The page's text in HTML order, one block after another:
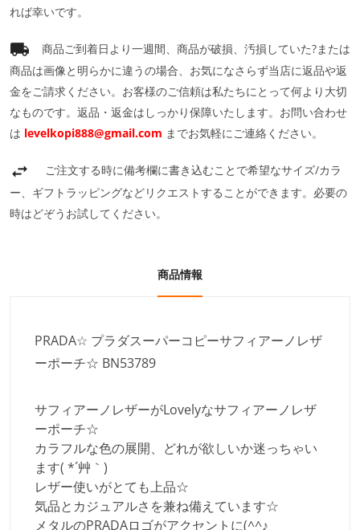
れば幸いです。
商品ご到着日より一週間、商品が破損、汚損していた?または
商品は画像と明らかに違うの場合、お気になさらず当店に返品や返
金をご請求ください。お客様のご信頼は私たちにとって何より大切
なものです。返品・返金はしっかり保障いたします。お問い合わせ
は levelkopi888@gmail.com までお気軽にご連絡ください。
ご注文する時に備考欄に書き込むことで希望なサイズ/カラ
ー、ギフトラッピングなどリクエストすることができます。必要の
時はどぞうお試してください。
商品情報
PRADA☆ プラダスーパーコピーサフィアーノレザ
ーポーチ☆ BN53789
サフィアーノレザーがLovelyなサフィアーノレザ
ーポーチ☆
カラフルな色の展開、どれが欲しいか迷っちゃい
ます( *´艸｀)
レザー使いがとても上品☆
気品とカジュアルさを兼ね備えています☆
メタルのPRADAロゴがアクセントに(^^♪